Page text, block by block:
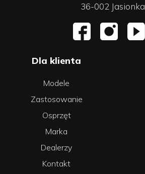
36-002 Jasionka
Dla klienta
Modele
Zastosowanie
Osprzęt
Marka
Dealerzy
Kontakt